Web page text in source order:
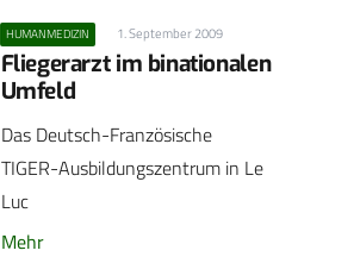
HUMANMEDIZIN 1. September 2009
Fliegerarzt im binationalen
Umfeld
Das Deutsch-Französische
TIGER-Ausbildungszentrum in Le
Luc
Mehr